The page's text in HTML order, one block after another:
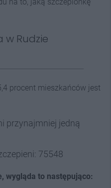
w Rudzie
procent mieszkańców jest
przynajmniej jedną
75548
wygląda to następująco: